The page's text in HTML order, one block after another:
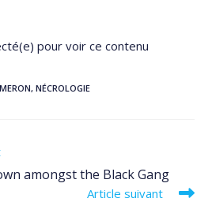
pour voir ce contenu
, NÉCROLOGIE
amongst the Black Gang
Article suivant